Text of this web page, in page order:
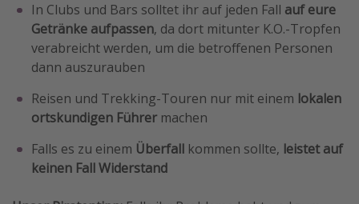
In Clubs und Bars solltet ihr auf jeden Fall auf eure
Getränke aufpassen, da dort mitunter K.O.-Tropfen
verabreicht werden, um die betroffenen Personen
dann auszurauben
Reisen und Trekking-Touren nur mit einem lokalen
ortskundigen Führer machen
Falls es zu einem Überfall kommen sollte, leistet auf
keinen Fall Widerstand